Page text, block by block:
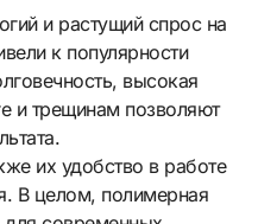
и растущий спрос на
к популярности
высокая
и трещинам позволяют
их удобство в работе
В целом, полимерная